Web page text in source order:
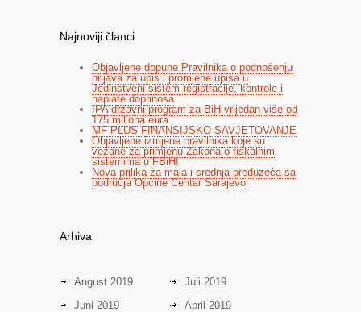
Najnoviji članci
Objavljene dopune Pravilnika o podnošenju
prijava za upis i promjene upisa u
Jedinstveni sistem registracije, kontrole i
naplate doprinosa
IPA državni program za BiH vrijedan više od
175 miliona eura
MF PLUS FINANSIJSKO SAVJETOVANJE
Objavljene izmjene pravilnika koje su
vezane za primjenu Zakona o fiskalnim
sistemima u FBiH!
Nova prilika za mala i srednja preduzeća sa
područja Općine Centar Sarajevo
Arhiva
August 2019
Juli 2019
Juni 2019
April 2019